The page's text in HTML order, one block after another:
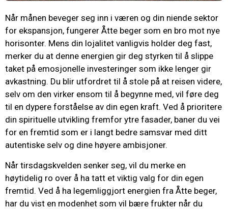
Når månen beveger seg inn i væren og din niende sektor
for ekspansjon, fungerer Åtte beger som en bro mot nye
horisonter. Mens din lojalitet vanligvis holder deg fast,
merker du at denne energien gir deg styrken til å slippe
taket på emosjonelle investeringer som ikke lenger gir
avkastning. Du blir utfordret til å stole på at reisen videre,
selv om den virker ensom til å begynne med, vil føre deg
til en dypere forståelse av din egen kraft. Ved å prioritere
din spirituelle utvikling fremfor ytre fasader, baner du vei
for en fremtid som er i langt bedre samsvar med ditt
autentiske selv og dine høyere ambisjoner.
Når tirsdagskvelden senker seg, vil du merke en
høytidelig ro over å ha tatt et viktig valg for din egen
fremtid. Ved å ha legemliggjort energien fra Åtte beger,
har du vist en modenhet som vil bære frukter når du